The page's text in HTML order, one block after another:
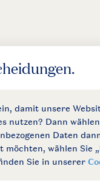
Impressum Datenschutz